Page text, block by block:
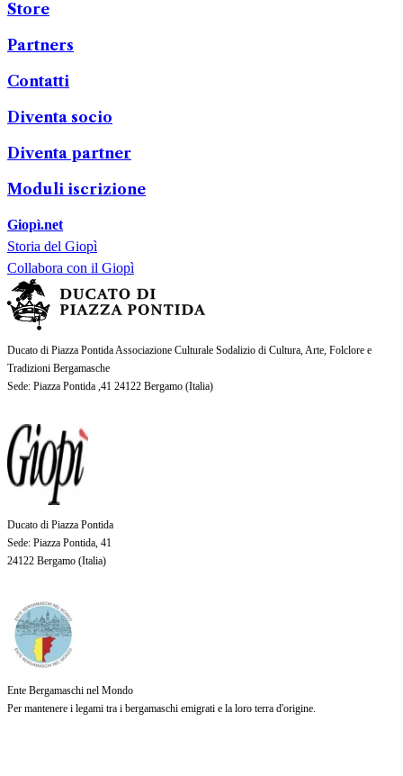
Store
Partners
Contatti
Diventa socio
Diventa partner
Moduli iscrizione
Giopì.net
Storia del Giopì
Collabora con il Giopì
Ducato di Piazza Pontida Associazione Culturale Sodalizio di Cultura, Arte, Folclore e
Tradizioni Bergamasche
Sede: Piazza Pontida ,41 24122 Bergamo (Italia)
Ducato di Piazza Pontida
Sede: Piazza Pontida, 41
24122 Bergamo (Italia)
Ente Bergamaschi nel Mondo
Per mantenere i legami tra i bergamaschi emigrati e la loro terra d'origine.